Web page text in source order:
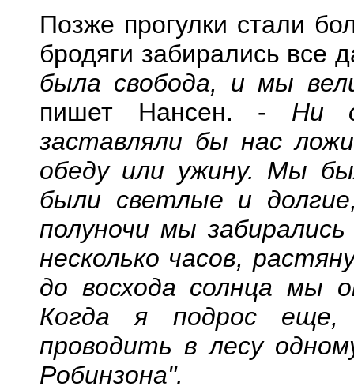
Позже прогулки стали
бродяги забирались все
была свобода, и мы
пишет Нансен. - Ни
заставляли бы нас
обеду или ужину. Мы
были светлые и
полуночи мы
несколько часов,
до восхода солнца мы
Когда я подрос еще,
проводить в лесу
Робинзона".